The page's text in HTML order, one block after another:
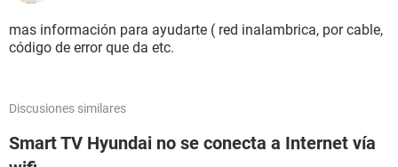
mas información para ayudarte ( red inalambrica, por cable,
código de error que da etc.
Discusiones similares
Smart TV Hyundai no se conecta a Internet vía